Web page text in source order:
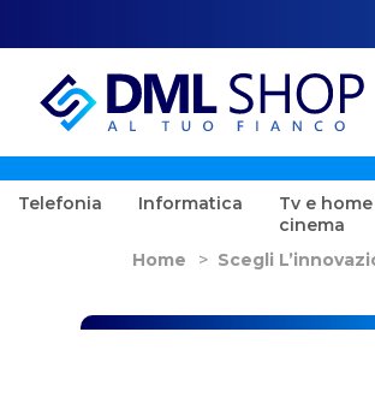
Telefonia Informatica
Tv e home
cinema
Home > Scegli